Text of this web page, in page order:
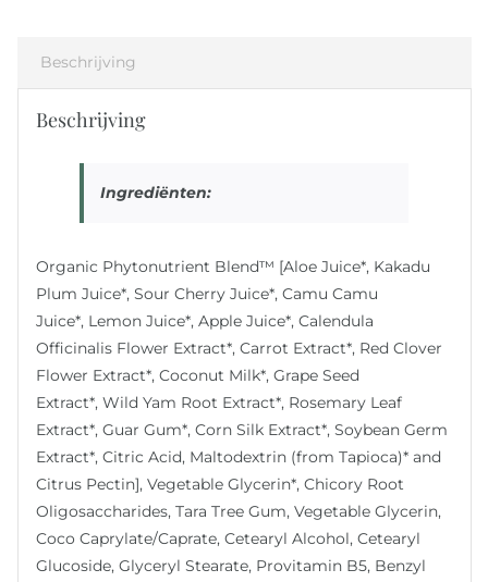
Serum
aantal
Beschrijving
Beschrijving
Ingrediënten:
Organic Phytonutrient Blend™ [Aloe Juice*, Kakadu
Plum Juice*, Sour Cherry Juice*, Camu Camu
Juice*, Lemon Juice*, Apple Juice*, Calendula
Officinalis Flower Extract*, Carrot Extract*, Red Clover
Flower Extract*, Coconut Milk*, Grape Seed
Extract*, Wild Yam Root Extract*, Rosemary Leaf
Extract*, Guar Gum*, Corn Silk Extract*, Soybean Germ
Extract*, Citric Acid, Maltodextrin (from Tapioca)* and
Citrus Pectin], Vegetable Glycerin*, Chicory Root
Oligosaccharides, Tara Tree Gum, Vegetable Glycerin,
Coco Caprylate/Caprate, Cetearyl Alcohol, Cetearyl
Glucoside, Glyceryl Stearate, Provitamin B5, Benzyl